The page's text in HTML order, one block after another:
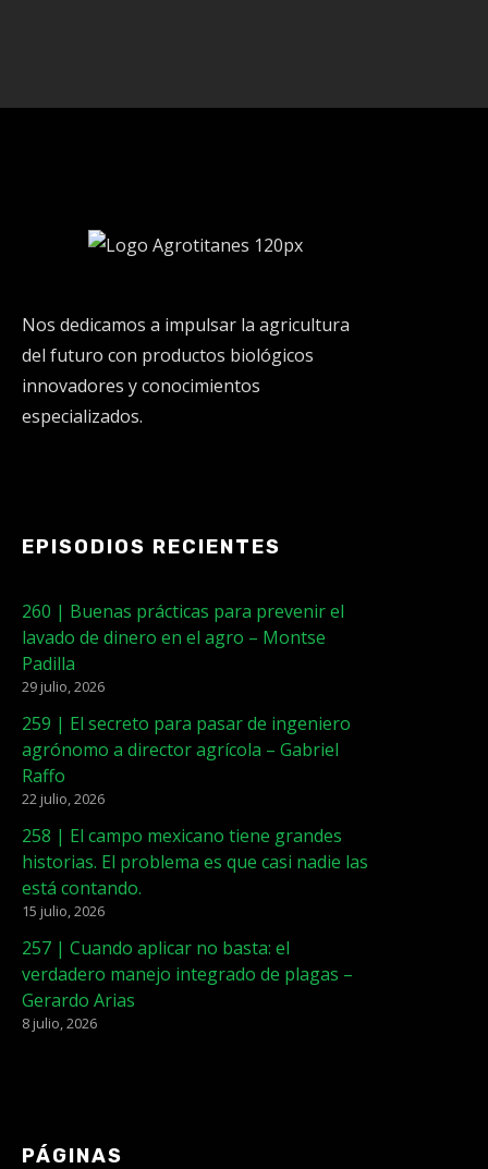
Nos dedicamos a impulsar la agricultura
del futuro con productos biológicos
innovadores y conocimientos
especializados.
EPISODIOS RECIENTES
260 | Buenas prácticas para prevenir el
lavado de dinero en el agro – Montse
Padilla
29 julio, 2026
259 | El secreto para pasar de ingeniero
agrónomo a director agrícola – Gabriel
Raffo
22 julio, 2026
258 | El campo mexicano tiene grandes
historias. El problema es que casi nadie las
está contando.
15 julio, 2026
257 | Cuando aplicar no basta: el
verdadero manejo integrado de plagas –
Gerardo Arias
8 julio, 2026
PÁGINAS